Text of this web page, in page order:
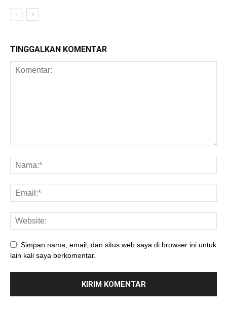
TINGGALKAN KOMENTAR
Simpan nama, email, dan situs web saya di browser ini untuk
lain kali saya berkomentar.